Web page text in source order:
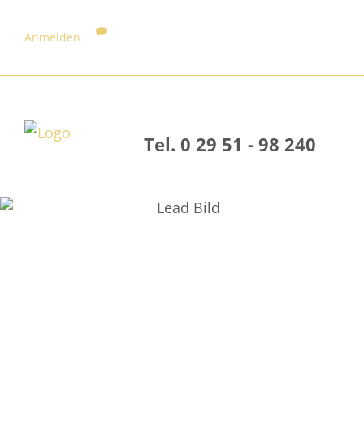
Anmelden
Tel. 0 29 51 - 98 240